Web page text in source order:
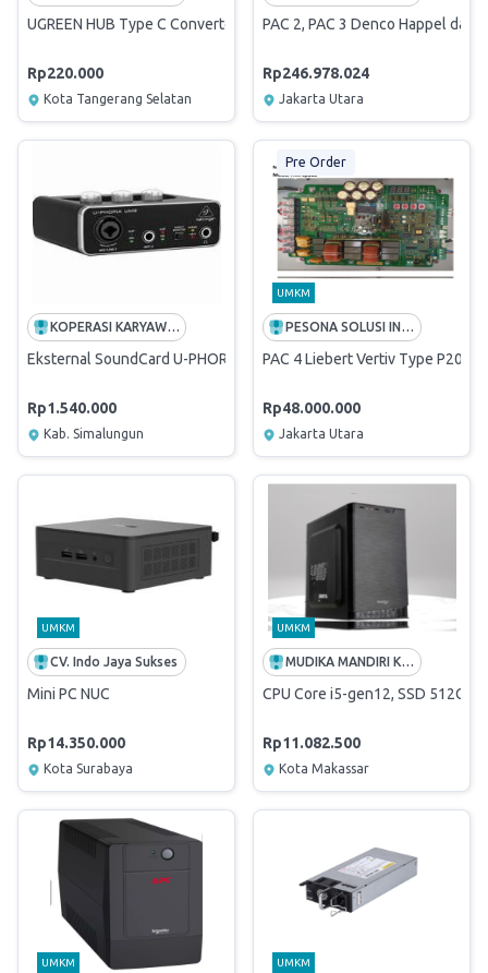
UGREEN HUB Type C Converter 5 in 1
Rp220.000
Kota Tangerang Selatan
PAC 2, PAC 3 Denco Happel dan
Rp246.978.024
Jakarta Utara
KOPERASI KARYAWAN TENERA
Eksternal SoundCard U-PHORIA UM2
Rp1.540.000
Kab. Simalungun
Pre Order
UMKM
PESONA SOLUSI INDONESIA
PAC 4 Liebert Vertiv Type
Rp48.000.000
Jakarta Utara
UMKM
CV. Indo Jaya Sukses
Mini PC NUC
Rp14.350.000
Kota Surabaya
UMKM
MUDIKA MANDIRI KARYA
CPU Core i5-gen12, SSD 512GB,
Rp11.082.500
Kota Makassar
UMKM UMKM